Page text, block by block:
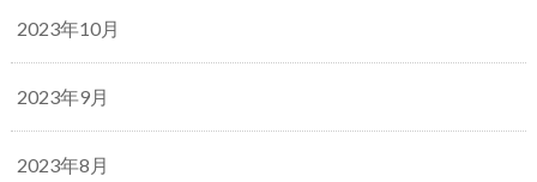
2023年10月
2023年9月
2023年8月